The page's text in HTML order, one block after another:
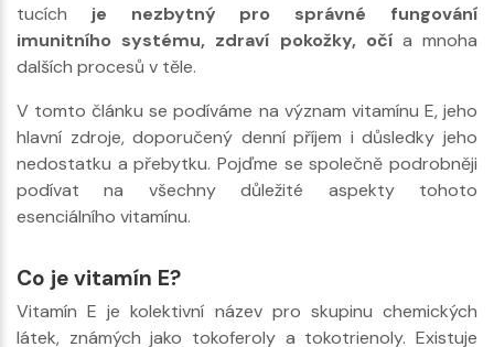
tucích je nezbytný pro správné fungování
imunitního systému, zdraví pokožky, očía mnoha
dalších procesů v těle.
V tomto článku se podíváme na význam vitamínu E, jeho
hlavní zdroje, doporučený denní příjem i důsledky jeho
nedostatku a přebytku. Pojďme se společně podrobněji
podívat na všechny důležité aspekty tohoto
esenciálního vitamínu.
Co je vitamín E?
Vitamín E je kolektivní název pro skupinu chemických
látek, známých jako tokoferoly a tokotrienoly. Existuje